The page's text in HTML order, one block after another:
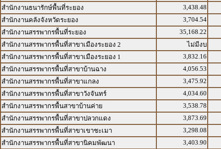
สำนักงานธนารักษ์พื้นที่ระยอง
3,438.48
สำนักงานคลังจังหวัดระยอง
3,704.54
สำนักงานสรรพากรพื้นที่ระยอง
35,168.22
สำนักงานสรรพากรพื้นที่สาขาเมืองระยอง 2
ไม่มีงบ
สำนักงานสรรพากรพื้นที่สาขาเมืองระยอง 1
3,832.16
สำนักงานสรรพากรพื้นที่สาขาบ้านฉาง
4,056.53
สำนักงานสรรพากรพื้นที่สาขาแกลง
3,475.92
สำนักงานสรรพากรพื้นที่สาขาวังจันทร์
4,034.60
สำนักงานสรรพากรพื้นสาขาบ้านค่าย
3,538.78
สำนักงานสรรพากรพื้นที่สาขาปลวกแดง
3,873.69
สำนักงานสรรพากรพื้นที่สาขาเขาชะเมา
3,298.08
สำนักงานสรรพากรพื้นที่สาขานิคมพัฒนา
3,403.90